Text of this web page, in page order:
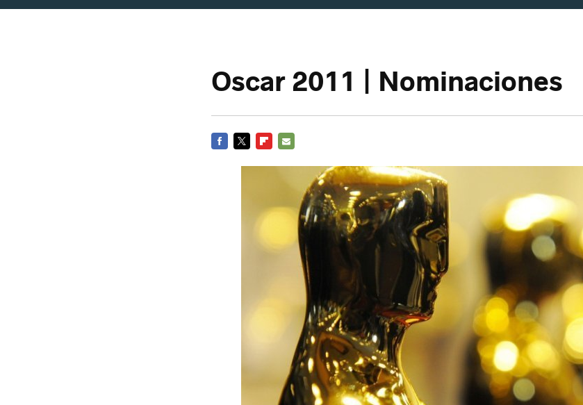
Oscar 2011 | Nominaciones